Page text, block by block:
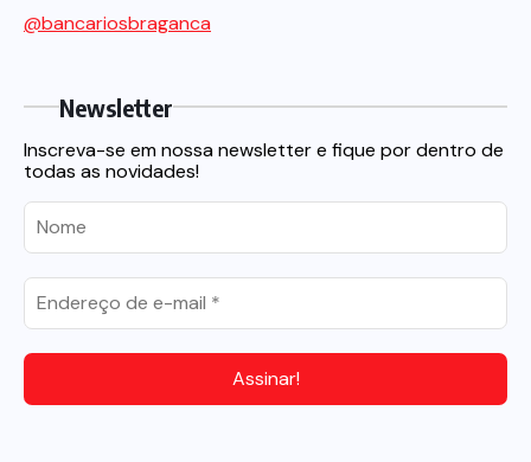
@bancariosbraganca
Newsletter
Inscreva-se em nossa newsletter e fique por dentro de
todas as novidades!